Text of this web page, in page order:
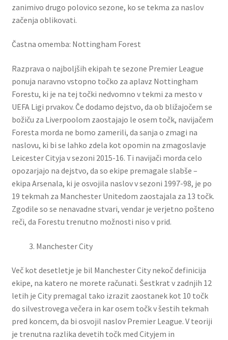
zanimivo drugo polovico sezone, ko se tekma za naslov
začenja oblikovati.
Častna omemba: Nottingham Forest
Razprava o najboljših ekipah te sezone Premier League
ponuja naravno vstopno točko za aplavz Nottingham
Forestu, ki je na tej točki nedvomno v tekmi za mesto v
UEFA Ligi prvakov. Če dodamo dejstvo, da ob bližajočem se
božiču za Liverpoolom zaostajajo le osem točk, navijačem
Foresta morda ne bomo zamerili, da sanja o zmagi na
naslovu, ki bi se lahko zdela kot opomin na zmagoslavje
Leicester Cityja v sezoni 2015-16. Ti navijači morda celo
opozarjajo na dejstvo, da so ekipe premagale slabše –
ekipa Arsenala, ki je osvojila naslov v sezoni 1997-98, je po
19 tekmah za Manchester Unitedom zaostajala za 13 točk.
Zgodile so se nenavadne stvari, vendar je verjetno pošteno
reči, da Forestu trenutno možnosti niso v prid.
Manchester City
Več kot desetletje je bil Manchester City nekoč definicija
ekipe, na katero ne morete računati. Šestkrat v zadnjih 12
letih je City premagal tako izrazit zaostanek kot 10 točk
do silvestrovega večera in kar osem točk v šestih tekmah
pred koncem, da bi osvojil naslov Premier League. V teoriji
je trenutna razlika devetih točk med Cityjem in